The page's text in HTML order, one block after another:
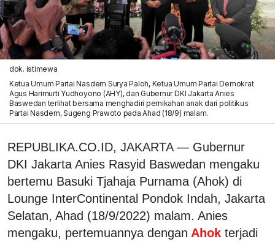
dok. istimewa
Ketua Umum Partai Nasdem Surya Paloh, Ketua Umum Partai Demokrat
Agus Harimurti Yudhoyono (AHY), dan Gubernur DKI Jakarta Anies
Baswedan terlihat bersama menghadiri pernikahan anak dari politikus
Partai Nasdem, Sugeng Prawoto pada Ahad (18/9) malam.
REPUBLIKA.CO.ID, JAKARTA — Gubernur
DKI Jakarta Anies Rasyid Baswedan mengaku
bertemu Basuki Tjahaja Purnama (Ahok) di
Lounge InterContinental Pondok Indah, Jakarta
Selatan, Ahad (18/9/2022) malam. Anies
mengaku, pertemuannya dengan Ahok terjadi